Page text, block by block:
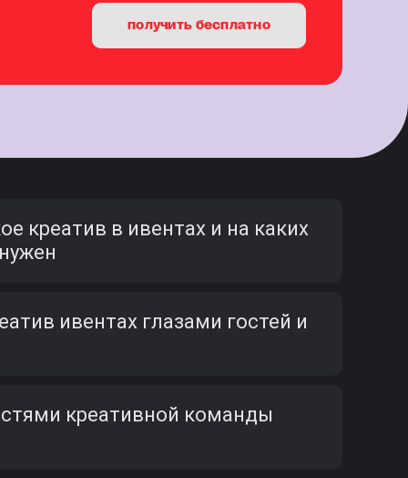
получить бесплатно
креатив в ивентах и на каких
ивентах глазами гостей и
креативной команды